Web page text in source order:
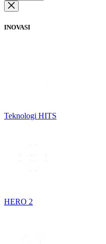
INOVASI
Teknologi HITS
HERO 2